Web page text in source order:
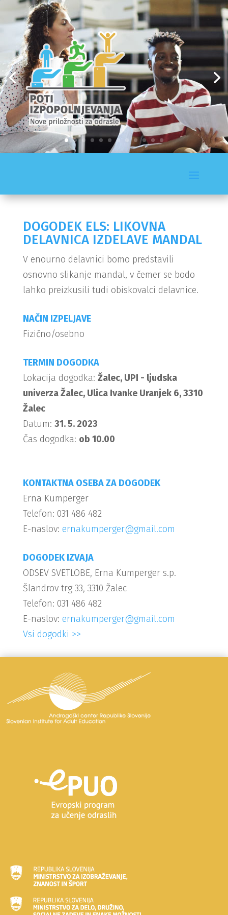
DOGODEK ELS: LIKOVNA
DELAVNICA IZDELAVE MANDAL
V enourno delavnici bomo predstavili
osnovno slikanje mandal, v čemer se bodo
lahko preizkusili tudi obiskovalci delavnice.
NAČIN IZPELJAVE
Fizično/osebno
TERMIN DOGODKA
Lokacija dogodka: Žalec, UPI - ljudska
univerza Žalec, Ulica Ivanke Uranjek 6, 3310
Žalec
Datum: 31. 5. 2023
Čas dogodka: ob 10.00
KONTAKTNA OSEBA ZA DOGODEK
Erna Kumperger
Telefon: 031 486 482
E-naslov: ernakumperger@gmail.com
DOGODEK IZVAJA
ODSEV SVETLOBE, Erna Kumperger s.p.
Šlandrov trg 33, 3310 Žalec
Telefon: 031 486 482
E-naslov: ernakumperger@gmail.com
Vsi dogodki >>